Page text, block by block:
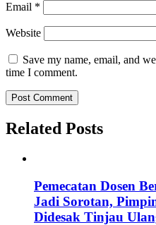
Email *
Website
Save my name, email, and
time I comment.
Related Posts
Pemecatan Dosen
Jadi Sorotan,
Didesak Tinjau